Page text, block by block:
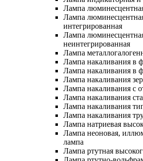
Лампа
Лампа
интегрированная
Лампа
неинтегрированная
Лампа
Лампа накаливания в
Лампа накаливания в
Лампа накаливания
Лампа накаливания с
Лампа накаливания
Лампа накаливания
Лампа накаливания
Лампа натриевая
Лампа неоновая,
лампа
Лампа ртутная